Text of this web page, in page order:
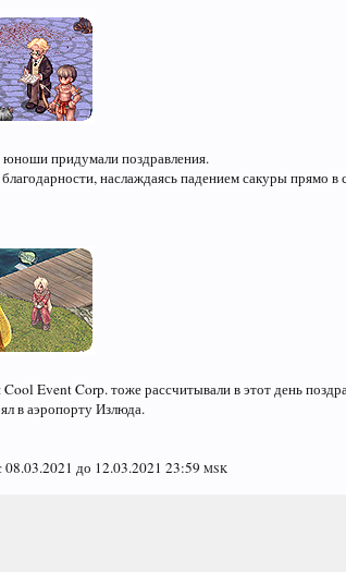
придумали поздравления.
наслаждаясь падением сакуры прямо в
Event Corp. тоже рассчитывали в этот день
в аэропорту Излюда.
08.03.2021 до 12.03.2021 23:59 MSK